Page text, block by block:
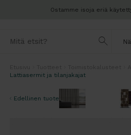
Ostamme isoja eriä
Lattiasermit ja tilanjakajat
Edellinen tuote